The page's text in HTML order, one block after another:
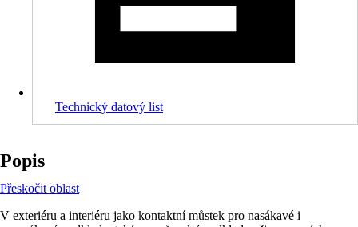
Technický datový list
Popis
Přeskočit oblast
V exteriéru a interiéru jako kontaktní můstek pro nasákavé i